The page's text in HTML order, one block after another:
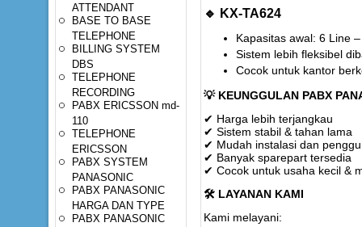
ATTENDANT
BASE TO BASE
TELEPHONE
BILLING SYSTEM
DBS
TELEPHONE
RECORDING
PABX ERICSSON md-
110
TELEPHONE
ERICSSON
PABX SYSTEM
PANASONIC
PABX PANASONIC
HARGA DAN TYPE
PABX PANASONIC
🔹 KX-TA624
Kapasitas awal: 6 Line
Sistem lebih fleksibel
Cocok untuk kantor
💡KEUNGGULAN PABX
✔ Harga lebih terjangkau
✔ Sistem stabil & tahan lama
✔ Mudah instalasi dan
✔ Banyak sparepart tersedia
✔ Cocok untuk usaha kecil &
🛠️ LAYANAN KAMI
Kami melayani: